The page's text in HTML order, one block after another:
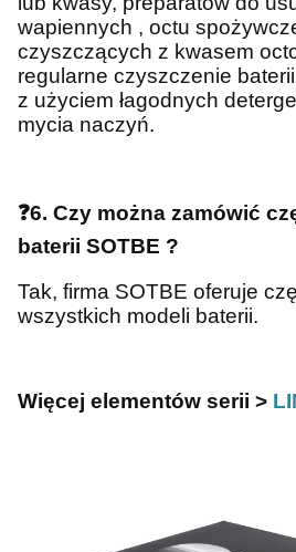
wapiennych , octu
czyszczących z kwasem
regularne czyszczenie
z użyciem łagodnych
mycia naczyń.
❓6. Czy można zamówić
baterii SOTBE ?
Tak, firma SOTBE oferuje
wszystkich modeli baterii.
Więcej elementów serii >